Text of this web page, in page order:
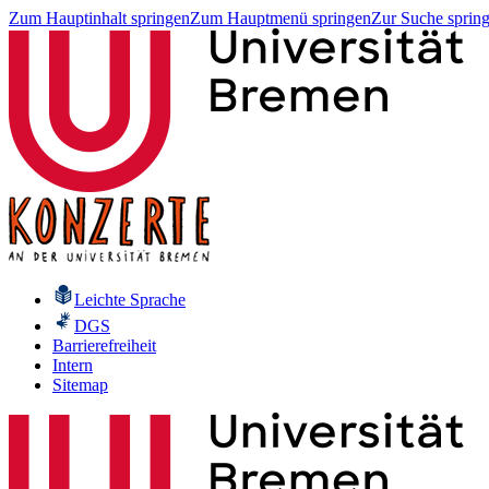
Zum Hauptinhalt springenZum Hauptmenü springenZur Suche
Leichte Sprache
DGS
Barrierefreiheit
Intern
Sitemap